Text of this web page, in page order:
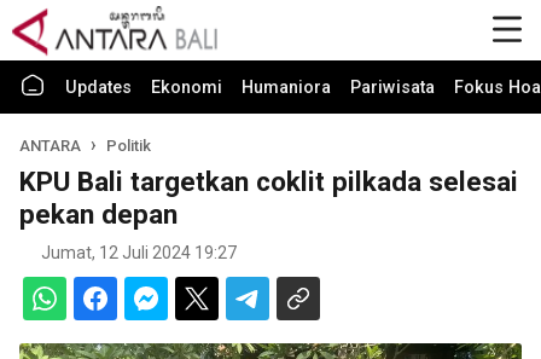
Updates Ekonomi Humaniora Pariwisata Fokus
ANTARA Politik
KPU Bali targetkan coklit pilkada selesai
pekan depan
Jumat, 12 Juli 2024 19:27